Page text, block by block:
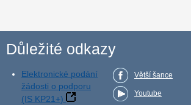
Důležité odkazy
Elektronické podání
žádosti o podporu
(IS KP21+)
Větší šance
Youtube